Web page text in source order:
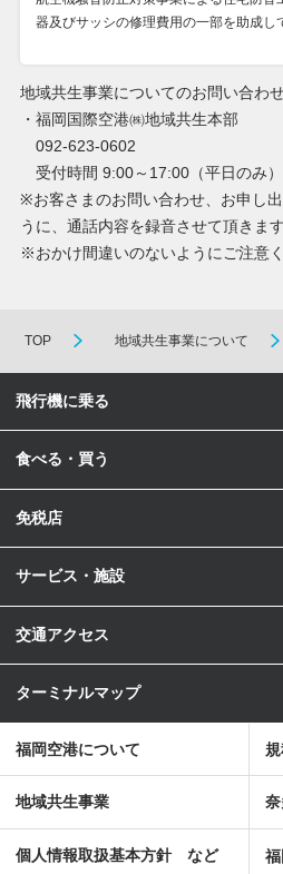
器及びサッシの修理費用の一部を助成し
地域共生事業についてのお問い合わ
・福岡国際空港㈱地域共生本部
092-623-0602
受付時間 9:00～17:00（平日のみ）
※お客さまのお問い合わせ、お申し
うに、通話内容を録音させて頂きます
※おかけ間違いのないようにご注意く
TOP 地域共生事業について
飛行機に乗る
食べる・買う
免税店
サービス・施設
交通アクセス
ターミナルマップ
福岡空港について
地域共生事業
個人情報取扱基本方針 など